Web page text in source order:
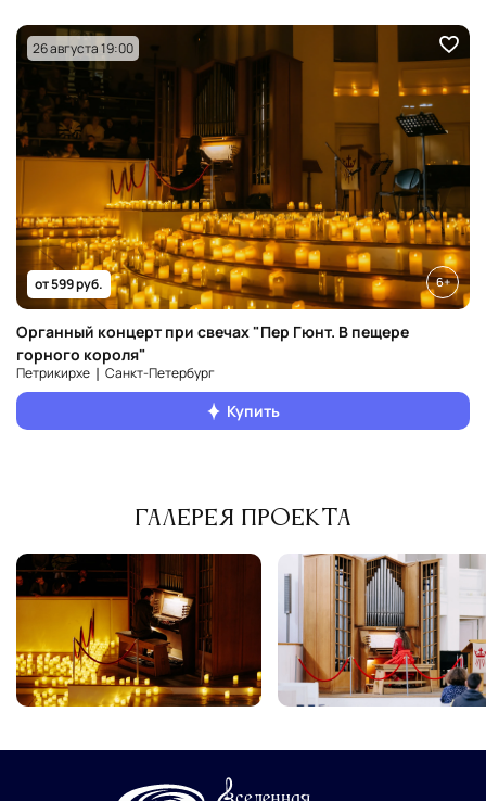
26 августа 19:00
от 599 руб. 6+
Органный концерт при свечах "Пер Гюнт. В пещере
горного короля"
Петрикирхе ❘ Санкт‑Петербург
Купить
Галерея проекта